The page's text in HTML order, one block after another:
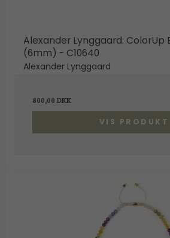
Alexander Lynggaard: ColorUp
(6mm) - C10640
Alexander Lynggaard
800,00 DKK
VIS PRODUKT